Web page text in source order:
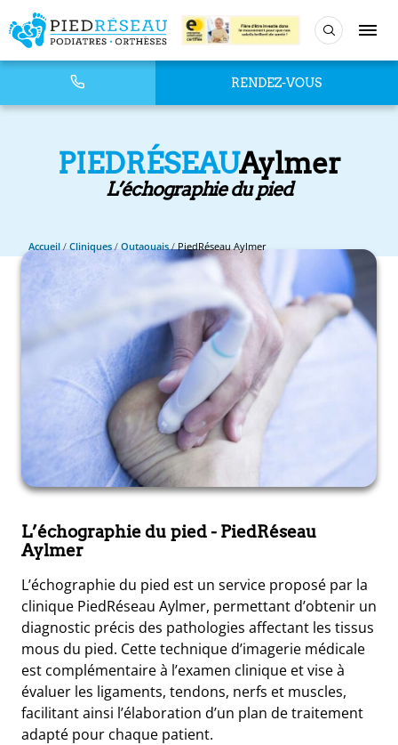
RENDEZ-VOUS
PIEDRÉSEAUAylmer
L’échographie du pied
Accueil/Cliniques/Outaouais/PiedRéseau Aylmer
L’échographie du pied- PiedRéseau
Aylmer
L’échographie du pied est un service proposé par la
clinique PiedRéseau Aylmer, permettant d’obtenir un
diagnostic précis des pathologies affectant les tissus
mous du pied. Cette technique d’imagerie médicale
est complémentaire à l’examen clinique et vise à
évaluer les ligaments, tendons, nerfs et muscles,
facilitant ainsi l’élaboration d’un plan de traitement
adapté pour chaque patient.